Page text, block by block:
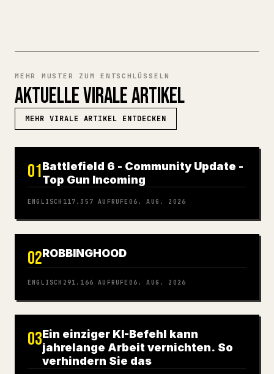
MEHR MUSTER ZUM ENTSCHLÜSSELN
AKTUELLE VIRALE ARTIKEL
MEHR VIRALE ARTIKEL ENTDECKEN
01Battlefield 6 - Community Update -
Top Gun Incoming
ENGLISCH 117.357 AUFRUFE 06. AUG. 2026
02ROBBINGHOOD
ENGLISCH 291.166 AUFRUFE 06. AUG. 2026
03Ein einziger KI-Befehl kann
jahrelange Arbeit vernichten. So
verhindern Sie das